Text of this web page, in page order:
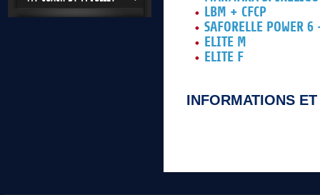
LBM + CFCP
SAFORELLE POWER 6
ELITE M
ELITE F
INFORMATIONS